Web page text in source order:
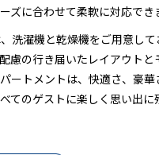
ズに合わせて柔軟に対応でき
洗濯機と乾燥機をご用意して
慮の行き届いたレイアウトと
ートメントは、快適さ、豪華
てのゲストに楽しく思い出に